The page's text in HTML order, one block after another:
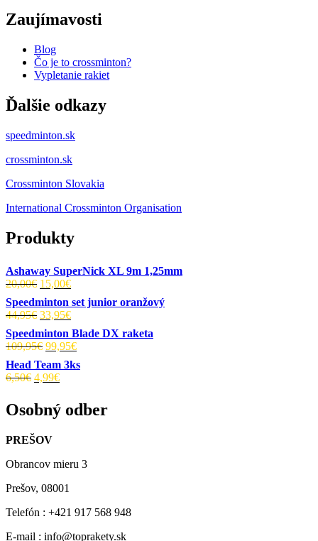
Zaujímavosti
Blog
Čo je to crossminton?
Vypletanie rakiet
Ďalšie odkazy
speedminton.sk
crossminton.sk
Crossminton Slovakia
International Crossminton Organisation
Produkty
Ashaway SuperNick XL 9m 1,25mm
20,00€ Pôvodná
cena
bola:
20,00€.
15,00€Aktuálna
cena
je:
15,00€.
Speedminton set junior oranžový
44,95€ Pôvodná
cena
bola:
44,95€.
33,95€Aktuálna
cena
je:
33,95€.
Speedminton Blade DX raketa
109,95€ Pôvodná
cena
bola:
109,95€.
99,95€Aktuálna
je:
Head Team 3ks
6,50€ Pôvodná
bola:
6,50€.
4,99€Aktuálna
je:
4,99€.
Osobný odber
PREŠOV
Obrancov mieru 3
Prešov, 08001
Telefón : +421 917 568 948
E-mail : info@toprakety.sk